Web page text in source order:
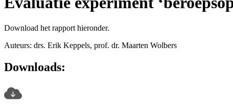
Download het rapport hieronder.
Auteurs: drs. Erik Keppels, prof. dr. Maarten Wolbers
Downloads: